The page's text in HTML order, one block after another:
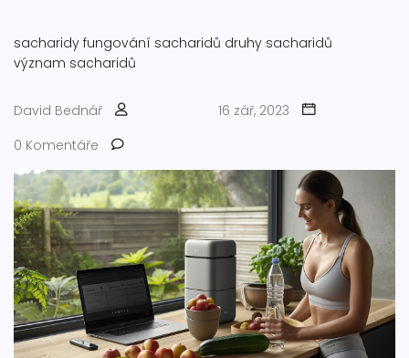
sacharidy fungování sacharidů druhy sacharidů
význam sacharidů
David Bednář
16 zář, 2023
0 Komentáře